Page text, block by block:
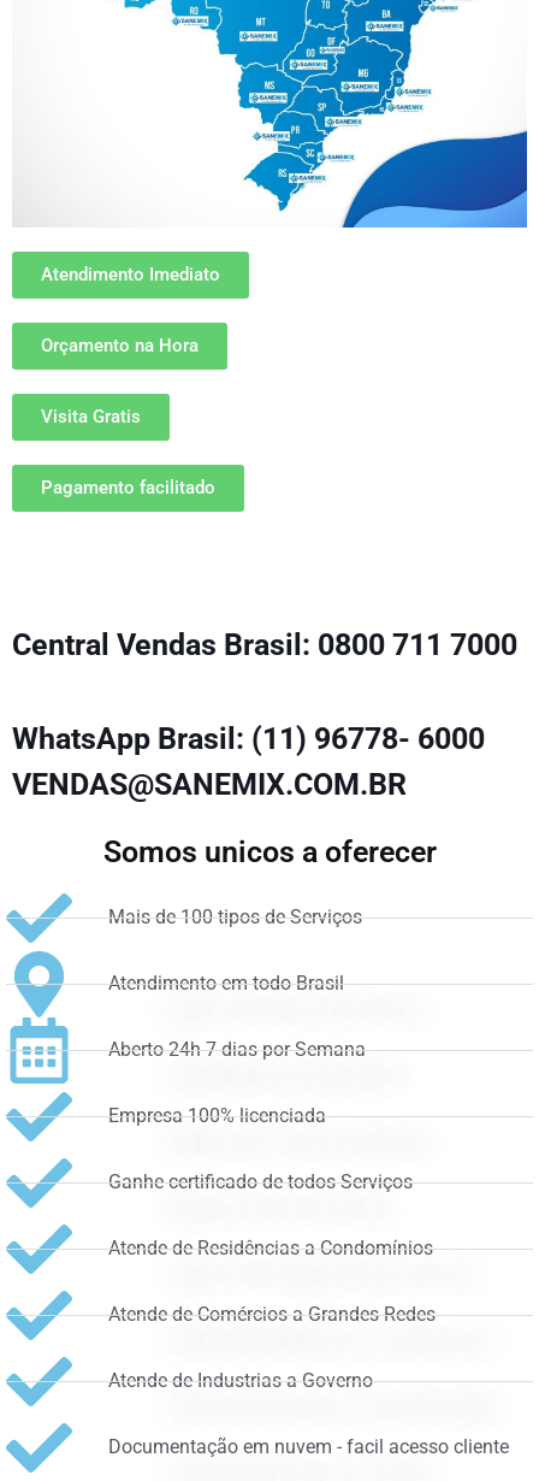
Atendimento Imediato
Orçamento na Hora
Visita Gratis
Pagamento facilitado
Central Vendas Brasil: 0800 711 7000
WhatsApp Brasil: (11) 96778- 6000
VENDAS@SANEMIX.COM.BR
Somos unicos a oferecer
Mais de 100 tipos de Serviços
Atendimento em todo Brasil
Aberto 24h 7 dias por Semana
Empresa 100% licenciada
Ganhe certificado de todos Serviços
Atende de Residências a Condomínios
Atende de Comércios a Grandes Redes
Atende de Industrias a Governo
Documentação em nuvem - facil acesso cliente